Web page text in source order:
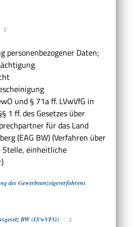
:
personenbezogener Daten;
und§ 71a ff. LVwVfG in
1 ff. des Gesetzes über
für das Land
(EAG BW)(Verfahren über
einheitliche
des Gewerbeanzeigeverfahrens
BW (LVwVFG) :